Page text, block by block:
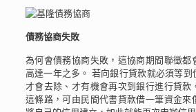
債務協商失敗
為何會債務協商失敗，這協商期間聯徵都
高達一年之多。 若向銀行貸款就必須等
才會去除、才有機會再次到銀行進行貸款
這條路，可由民間代書貸款借一筆資金來